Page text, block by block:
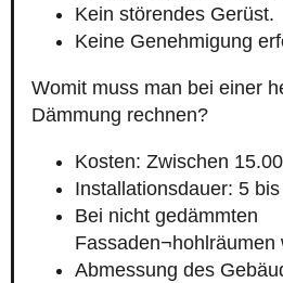
Kein störendes Gerüst.
Keine Genehmigung
Womit muss man bei einer
Dämmung rechnen?
Kosten: Zwischen
Installationsdauer: 5
Bei nicht gedämmten
Fassaden¬hohlräumen
Abmessung des